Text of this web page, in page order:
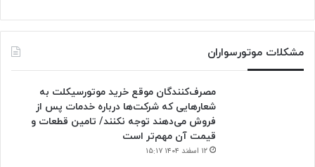
مشکلات موتورسواران
مصرف‌کنندگان موقع خرید موتورسیکلت به
شعارهایی که شرکت‌ها درباره خدمات پس از
فروش می‌دهند توجه نکنند/ تامین قطعات و
قیمت آن مهم‌تر است
۱۲ اسفند ۱۴۰۴ ۱۵:۱۷